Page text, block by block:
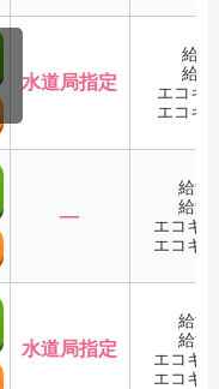
水道局指定
給
給
エコキ
エコキ
―
給湯
給湯
エコキ
エコキ
水道局指定
給湯
給湯
エコキ
エコキ